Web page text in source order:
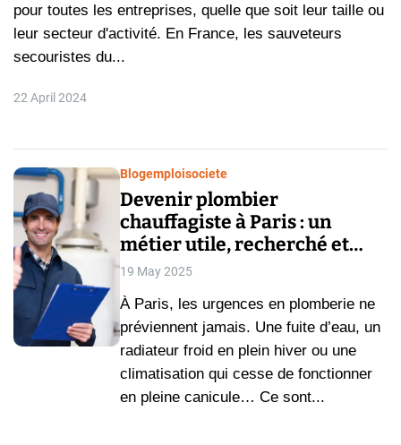
pour toutes les entreprises, quelle que soit leur taille ou
leur secteur d'activité. En France, les sauveteurs
secouristes du...
22 April 2024
Blogemploisociete
Devenir plombier
chauffagiste à Paris : un
métier utile, recherché et
plein d’opportunités
19 May 2025
À Paris, les urgences en plomberie ne
préviennent jamais. Une fuite d’eau, un
radiateur froid en plein hiver ou une
climatisation qui cesse de fonctionner
en pleine canicule… Ce sont...